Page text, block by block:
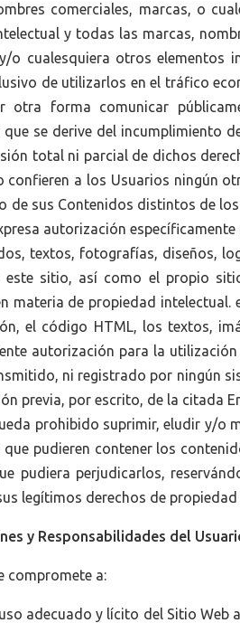
comerciales, marcas, o
y todas las marcas,
o cualesquiera otros elementos
de utilizarlos en el tráfico
otra forma comunicar
que se derive del incumplimiento
total ni parcial de dichos
confieren a los Usuarios ningún
de sus Contenidos distintos de
autorización
textos, fotografías, diseños,
este sitio, así como el propio
materia de propiedad
el código HTML, los textos,
autorización para la
ni registrado por ningún
previa, por escrito, de la citada
prohibido suprimir, eludir y/o
pudieren contener los
pudiera perjudicarlos,
legítimos derechos de
y Responsabilidades del
compromete a:
adecuado y lícito del Sitio